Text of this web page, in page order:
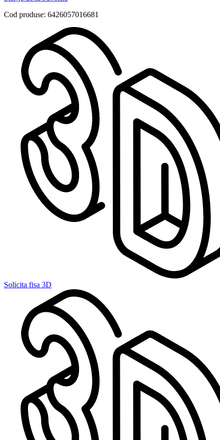
Cod produse: 6426057016681
Solicita fisa 3D